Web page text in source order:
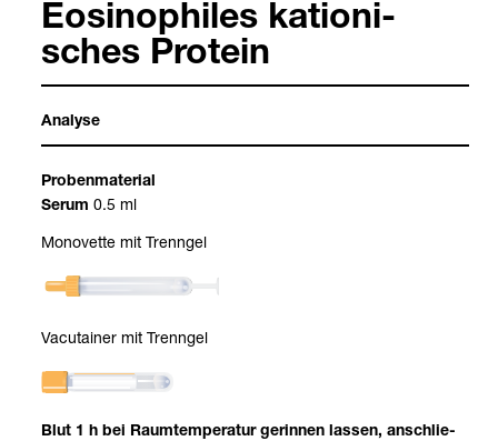
Eosi­no­phi­les kat­io­ni­
sches Pro­tein
Ana­lyse
Pro­ben­ma­te­rial
Serum 0.5 ml
Mono­vette mit Trenn­gel
Vacu­tai­ner mit Trenn­gel
Blut 1 h bei Raum­tem­pe­ra­tur gerin­nen las­sen, anschlie­